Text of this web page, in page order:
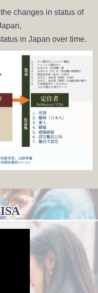
changes in status of
in Japan over time.